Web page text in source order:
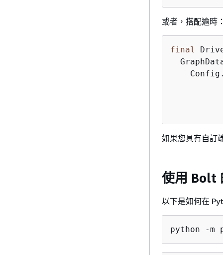
或者，搭配逾時
final
如果您具有自訂
使用 Bolt
以下是如何在
python -